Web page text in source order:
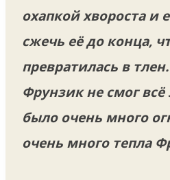
охапкой хвороста и
сжечь её до конца,
превратилась в
Фрунзик не смог всё
было очень много
очень много тепла